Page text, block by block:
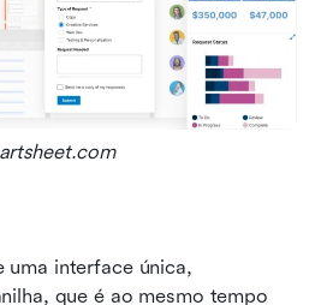
uma interface única,
que é ao mesmo tempo